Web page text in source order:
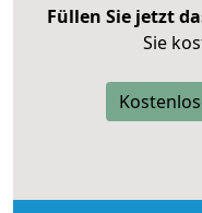
Füllen Sie jetzt
Sie